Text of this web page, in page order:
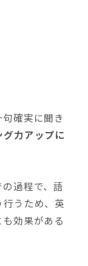
確実に聞き
グ力アップに
過程で、語
うため、英
効果がある